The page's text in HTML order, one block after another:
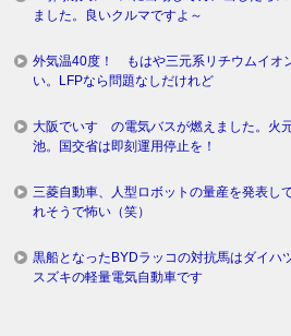
ました。良いクルマですよ～
外気温40度！ もはや三元系リチウムイオ
い。LFPなら問題なしだけれど
大阪でいすゞの電気バスが燃えました。火
池。国交省は即刻運用停止を！
三菱自動車、人型ロボットの量産を発表し
れそうで怖い（笑）
黒船となったBYDラッコの対抗馬はダイハ
スズキの軽量電気自動車です